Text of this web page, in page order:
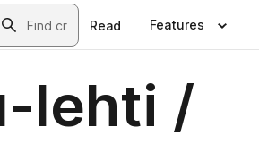
Read Features
lehti /